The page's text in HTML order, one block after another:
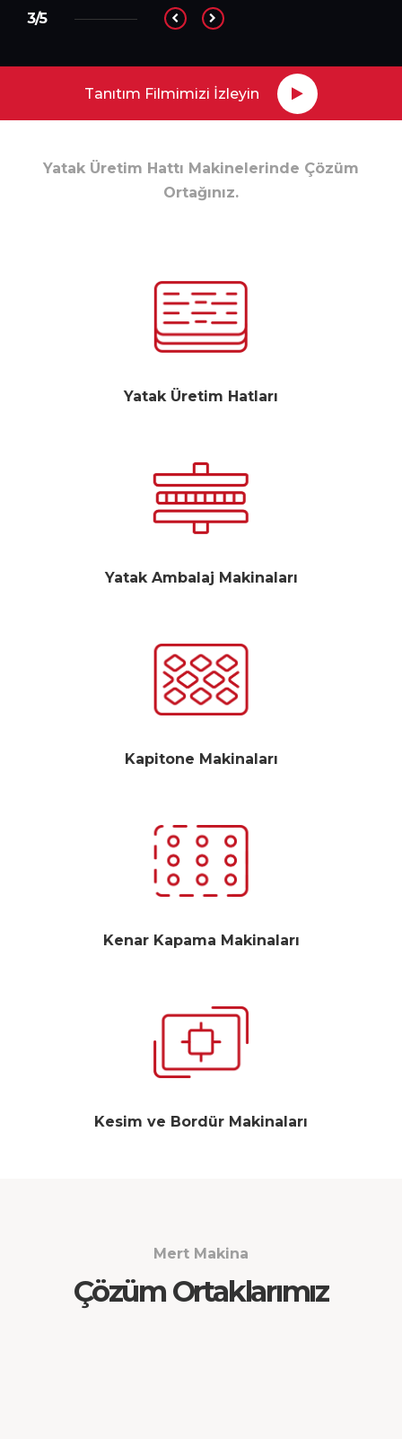
Tanıtım Filmimizi İzleyin
3/5
Yatak Üretim Hattı Makinelerinde Çözüm
Ortağınız.
Yatak Üretim Hatları
Yatak Ambalaj Makinaları
Kapitone Makinaları
Kenar Kapama Makinaları
Kesim ve Bordür Makinaları
Mert Makina
Çözüm Ortaklarımız